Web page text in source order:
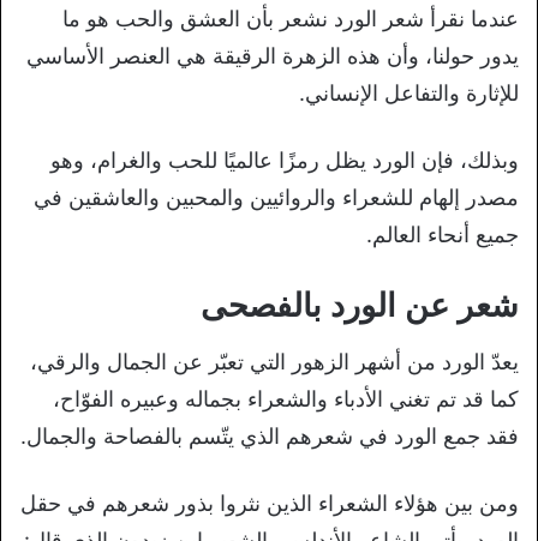
عندما نقرأ شعر الورد نشعر بأن العشق والحب هو ما
يدور حولنا، وأن هذه الزهرة الرقيقة هي العنصر الأساسي
للإثارة والتفاعل الإنساني.
وبذلك، فإن الورد يظل رمزًا عالميًا للحب والغرام، وهو
مصدر إلهام للشعراء والروائيين والمحبين والعاشقين في
جميع أنحاء العالم.
شعر عن الورد بالفصحى
يعدّ الورد من أشهر الزهور التي تعبّر عن الجمال والرقي،
كما قد تم تغني الأدباء والشعراء بجماله وعبيره الفوّاح،
فقد جمع الورد في شعرهم الذي يتّسم بالفصاحة والجمال.
ومن بين هؤلاء الشعراء الذين نثروا بذور شعرهم في حقل